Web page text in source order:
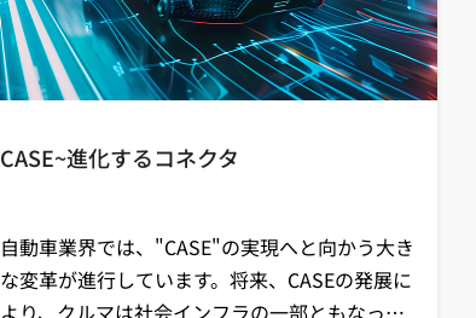
CASE~進化するコネクタ
自動車業界では、"CASE"の実現へと向かう大き
な変革が進行しています。将来、CASEの発展に
より、クルマは社会インフラの一部ともなって